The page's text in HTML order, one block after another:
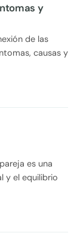
y
de las
causas y
es una
y el equilibrio